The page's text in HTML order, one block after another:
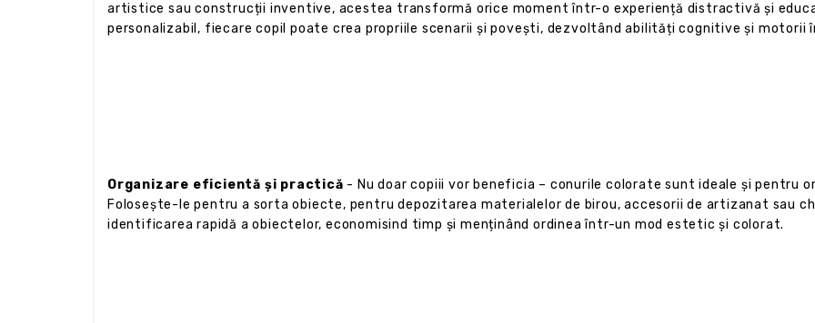
artistice sau construcții inventive, acestea transformă orice moment într-o experiență distractivă și
personalizabil, fiecare copil poate crea propriile scenarii și povești, dezvoltând abilități cognitive și
Organizare eficientă și practică - Nu doar copiii vor beneficia – conurile colorate sunt ideale și pentru
Folosește-le pentru a sorta obiecte, pentru depozitarea materialelor de birou, accesorii de artizanat sau
identificarea rapidă a obiectelor, economisind timp și menținând ordinea într-un mod estetic și colorat.